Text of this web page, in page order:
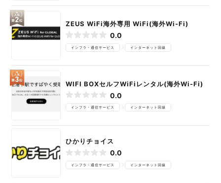
ZEUS WiFi海外専用 WiFi(海外Wi-Fi)
0.0
インフラ・通信サービス インターネット回線
WIFI BOXセルフWiFiレンタル(海外Wi-Fi)
0.0
インフラ・通信サービス インターネット回線
ひかりチョイス
0.0
インフラ・通信サービス インターネット回線